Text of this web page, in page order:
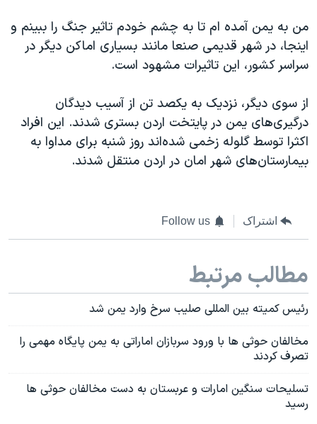
من به یمن آمده ام تا به چشم خودم تاثیر جنگ را ببینم و
اینجا، در شهر قدیمی صنعا مانند بسیاری اماکن دیگر در
سراسر کشور، این تاثیرات مشهود است.
از سوی دیگر، نزدیک به یکصد تن از آسیب دیدگان
درگیری‌های یمن در پایتخت اردن بستری شدند. این افراد
اکثرا توسط گلوله زخمی شده‌اند روز شنبه برای مداوا به
بیمارستان‌های شهر امان در اردن منتقل شدند.
اشتراک Follow us
مطالب مرتبط
رئیس کمیته بین المللی صلیب سرخ وارد یمن شد
مخالفان حوثی ها با ورود سربازان اماراتی به یمن پایگاه مهمی را
تصرف کردند
تسلیحات سنگین امارات و عربستان به دست مخالفان حوثی ها
رسید